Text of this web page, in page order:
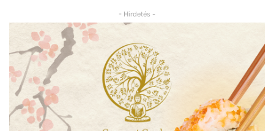
- Hirdetés -